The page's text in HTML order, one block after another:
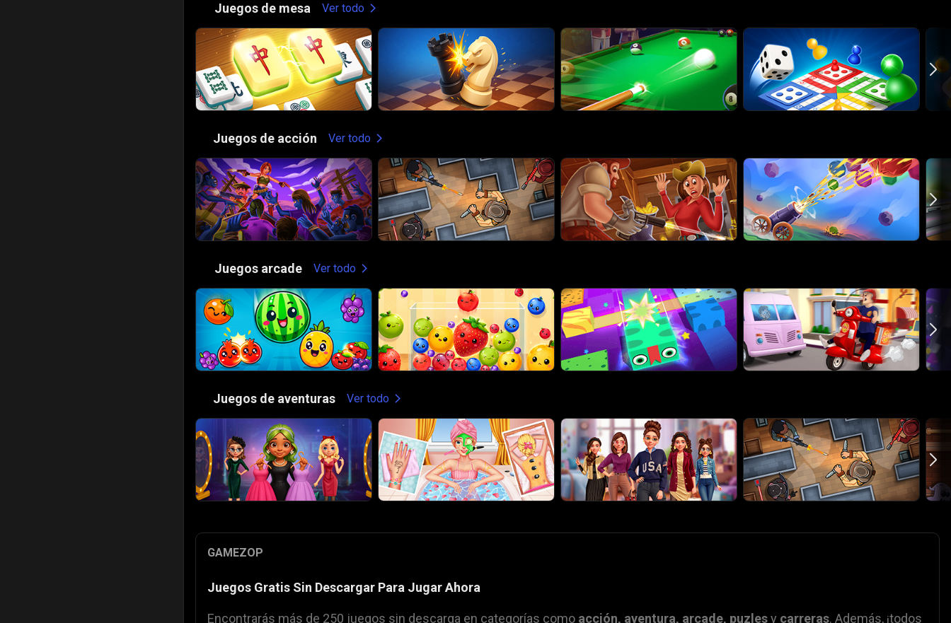
Juegos de mesa Ver todo
Juegos de acción Ver todo
Juegos arcade Ver todo
Juegos de aventuras Ver todo
GAMEZOP
Juegos Gratis Sin Descargar Para Jugar Ahora
Encontrarás más de 250 juegos sin descarga en categorías como acción, aventura, arcade, puzlesy carreras. Además, ¡todos